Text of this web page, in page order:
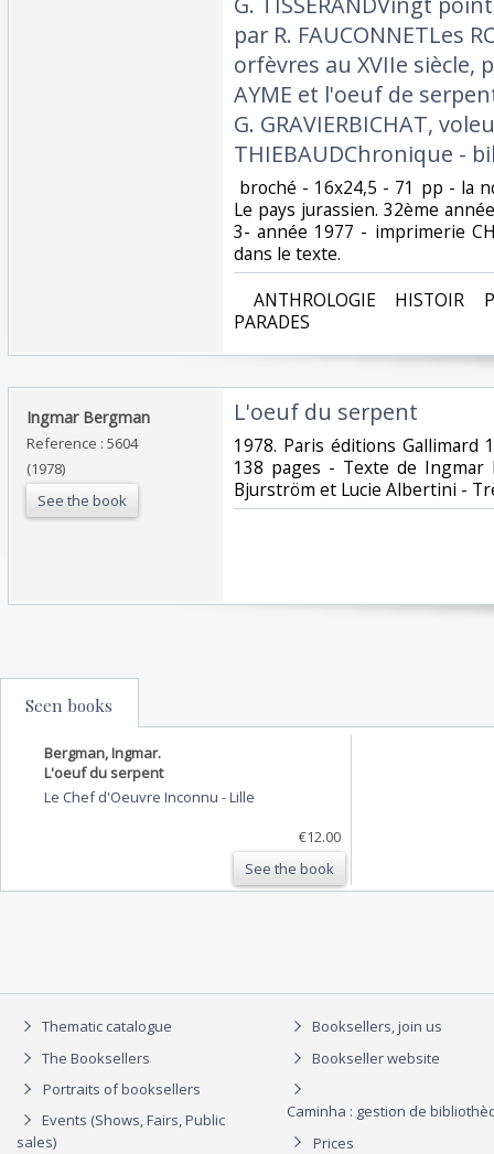
par R. FAUCONNETLes
orfèvres au XVIIe siècle,
AYME et l'oeuf de
G. GRAVIERBICHAT,
THIEBAUDChronique -
broché - 16x24,5 - 71 pp - la
Le pays jurassien. 32ème
3- année 1977 - imprimerie
dans le texte.‎
ANTHROLOGIE HISTOIR
PARADES‎
‎Ingmar Bergman‎
Reference : 5604
(1978)
See the book
‎L'oeuf du serpent‎
‎1978. Paris éditions Gallimard
138 pages - Texte de Ingmar
Bjurström et Lucie Albertini -
Seen books
Bergman, Ingmar.
L'oeuf du serpent
Le Chef d'Oeuvre Inconnu -Lille
€12.00
See the book
Thematic catalogue
The Booksellers
Portraits of booksellers
Events (Shows, Fairs, Public
sales)
Booksellers, join us
Bookseller website
Caminha : gestion de
Prices